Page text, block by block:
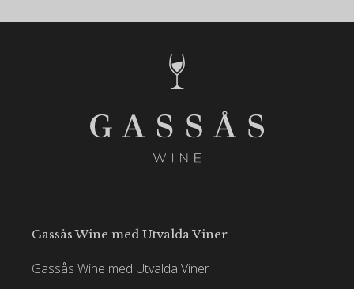
Gassås Wine med Utvalda Viner
Gassås Wine med Utvalda Viner